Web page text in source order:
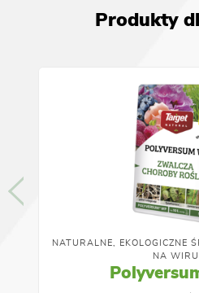
Produkty
NATURALNE, EKOLOGICZNE
NA